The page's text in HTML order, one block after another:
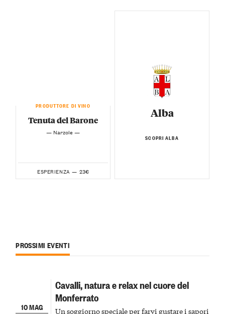
PRODUTTORE DI VINO
Tenuta del Barone
— Narzole —
ESPERIENZA — 23€
Alba
SCOPRI ALBA
PROSSIMI EVENTI
10 MAG
Cavalli, natura e relax nel cuore del
Monferrato
Un soggiorno speciale per farvi gustare i sapori